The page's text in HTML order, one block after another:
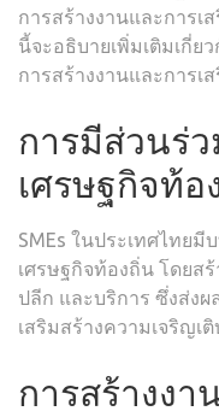
การสร้างงานและการเ
นี้จะอธิบายเพิ่มเติมเกี่ย
การสร้างงานและการเ
การมีส่วนร่ว
เศรษฐกิจท้อ
SMEs ในประเทศไทย
เศรษฐกิจท้องถิ่น โดยส
ปลีก และบริการ ซึ่งส่งผ
เสริมสร้างความเจริญเ
การสร้างงา